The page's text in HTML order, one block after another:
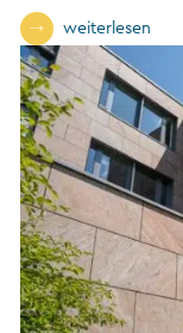
weiterlesen